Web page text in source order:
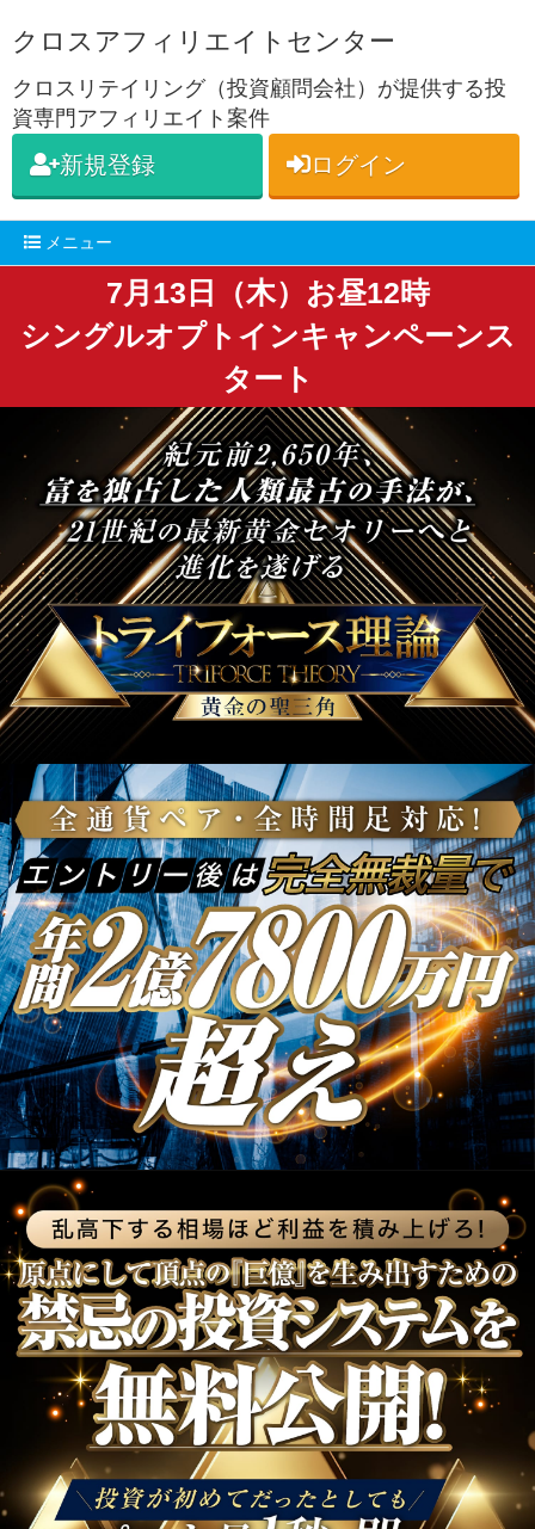
クロスアフィリエイトセンター
クロスリテイリング（投資顧問会社）が提供する投
資専門アフィリエイト案件
新規登録 ログイン
メニュー
7月13日（木）お昼12時
シングルオプトインキャンペーンス
タート